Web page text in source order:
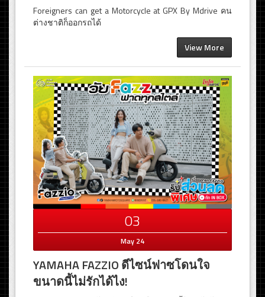
Foreigners can get a Motorcycle at GPX By Mdrive คน
ต่างชาติก็ออกรถได้
View More
03
May 24
YAMAHA FAZZIO ดีไซน์ฟาซโดนใจ
ขนาดนี้ไม่รักได้ไง!